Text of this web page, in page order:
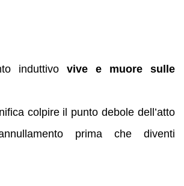
induttivo vive e muore sulle
colpire il punto debole dell’atto
prima che diventi